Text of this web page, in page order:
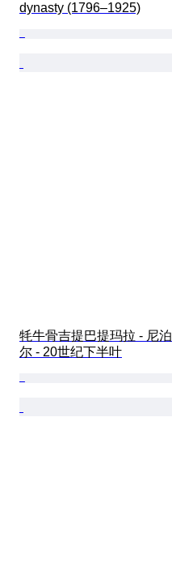
dynasty (1796–1925)
牦牛骨吉提巴提玛拉 - 尼泊
尔 - 20世纪下半叶